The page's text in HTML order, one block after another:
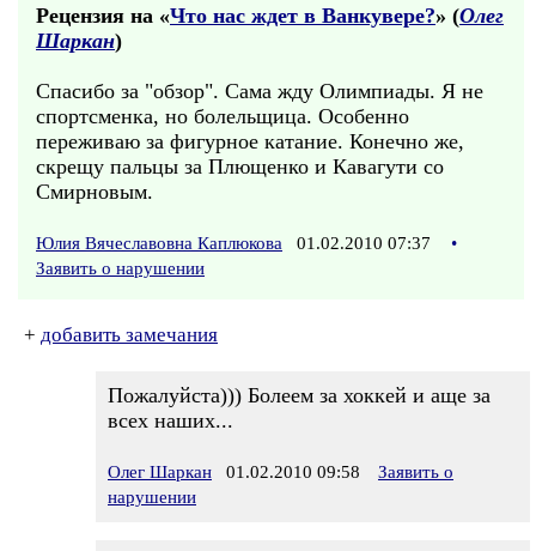
Рецензия на «Что нас ждет в Ванкувере?» (Олег
Шаркан)
Спасибо за "обзор". Сама жду Олимпиады. Я не
спортсменка, но болельщица. Особенно
переживаю за фигурное катание. Конечно же,
скрещу пальцы за Плющенко и Кавагути со
Смирновым.
Юлия Вячеславовна Каплюкова 01.02.2010 07:37
•
Заявить о нарушении
+ добавить замечания
Пожалуйста))) Болеем за хоккей и аще за
всех наших...
Олег Шаркан 01.02.2010 09:58
Заявить о
нарушении